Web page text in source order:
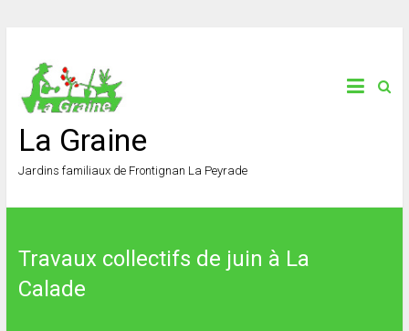
La Graine
Jardins familiaux de Frontignan La Peyrade
Travaux collectifs de juin à La
Calade